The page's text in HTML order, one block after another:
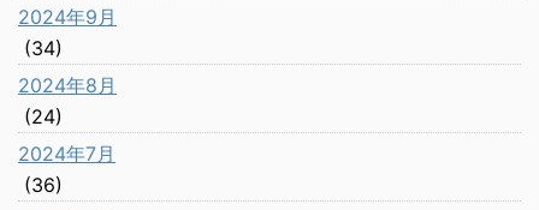
2024年9月
(34)
2024年8月
(24)
2024年7月
(36)